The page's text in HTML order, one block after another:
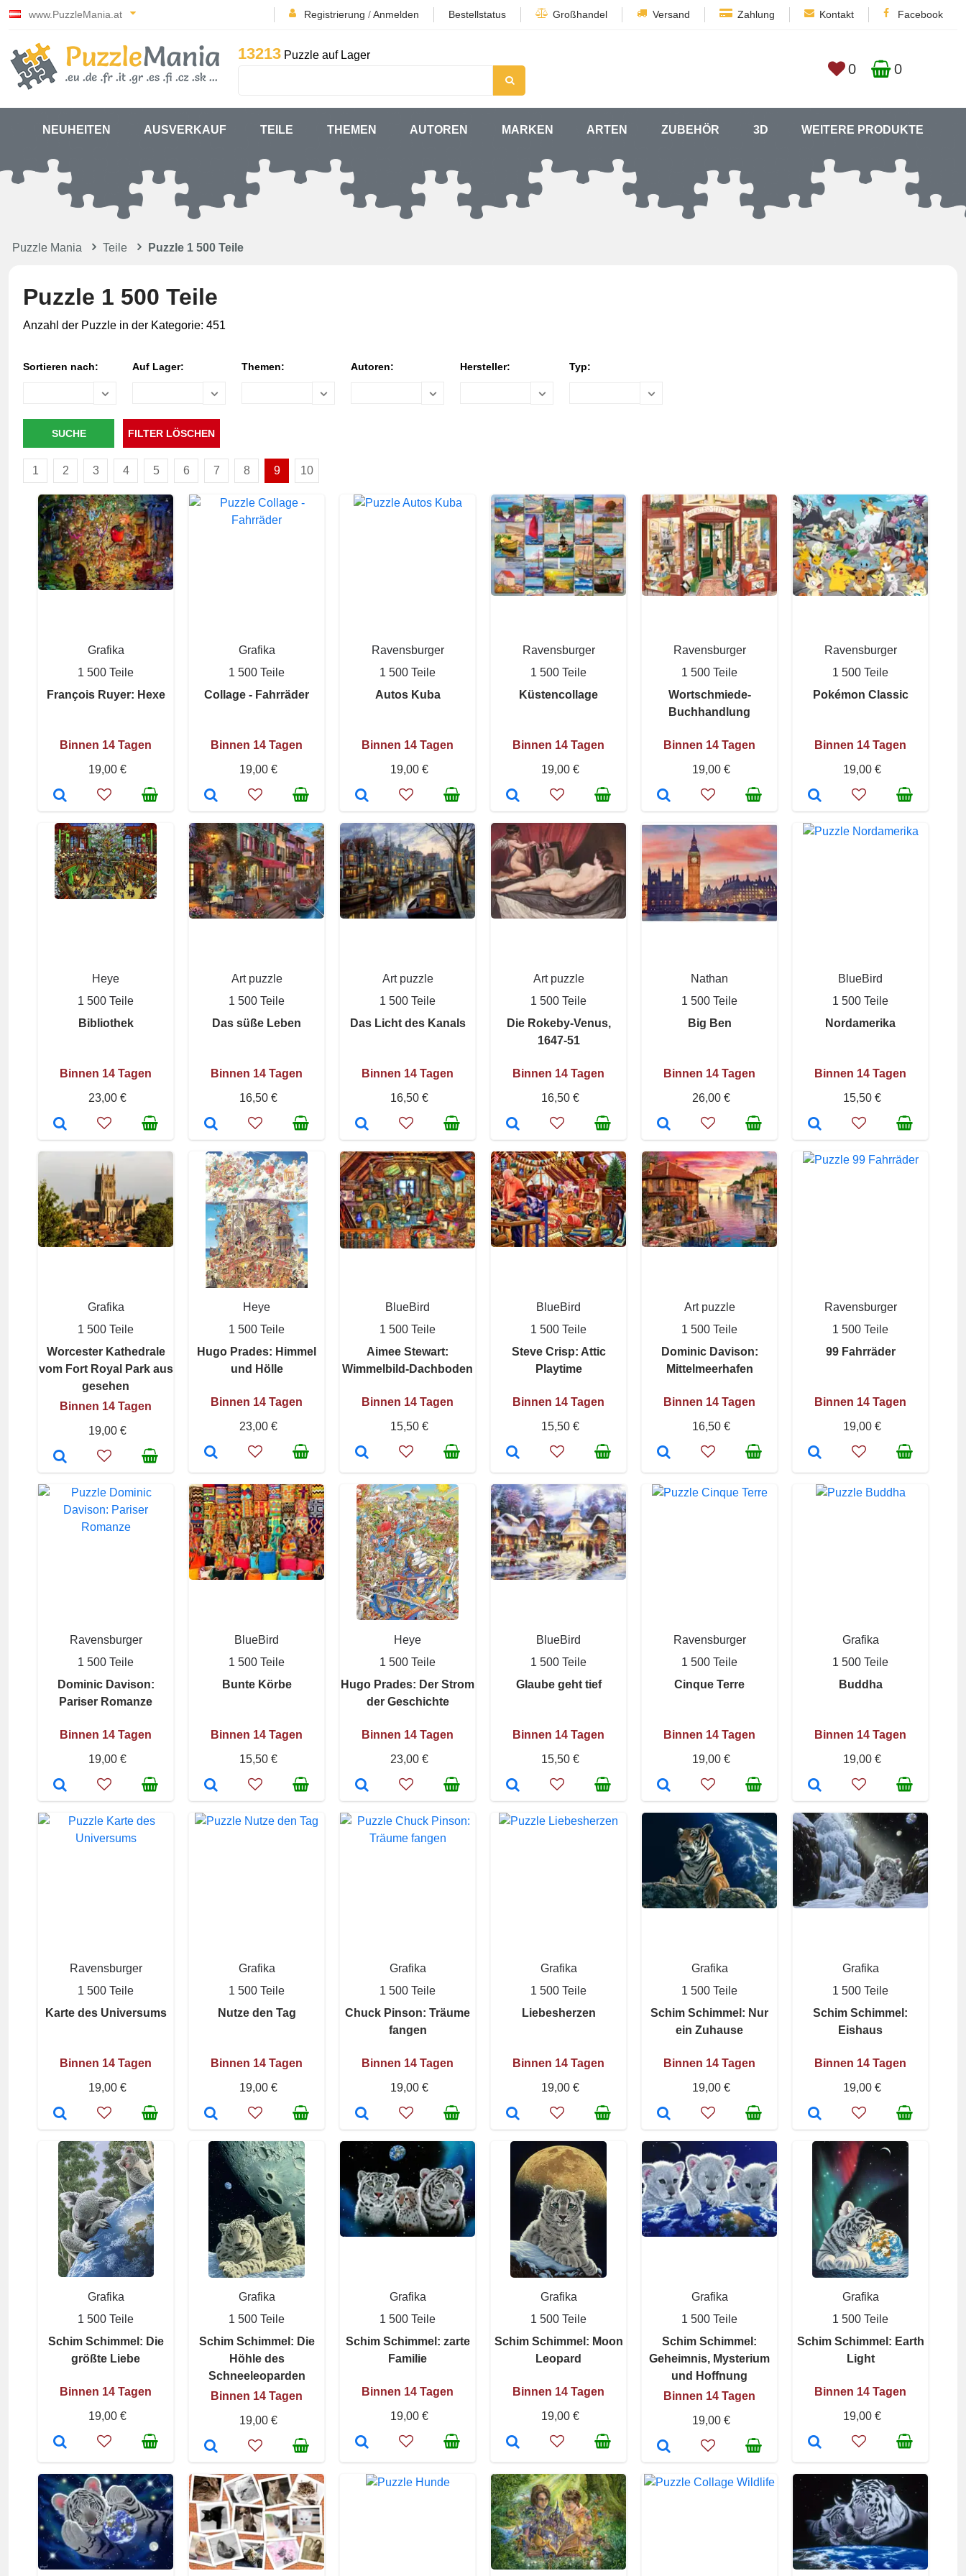
www.PuzzleMania.at Registrierung /Anmelden Bestellstatus Großhandel Versand Zahlung Kontakt Facebook
13213 Puzzle auf Lager
0 0
NEUHEITEN AUSVERKAUF TEILE THEMEN AUTOREN MARKEN ARTEN ZUBEHÖR 3D WEITERE PRODUKTE
Puzzle Mania Teile Puzzle 1 500 Teile
Puzzle 1 500 Teile
Anzahl der Puzzle in der Kategorie: 451
Sortieren nach: Auf Lager: Themen: Autoren: Hersteller: Typ:
1 2 3 4 5 6 7 8 9 10
Grafika
1 500 Teile
François Ruyer: Hexe
Binnen 14 Tagen
19,00 €
Grafika
1 500 Teile
Collage - Fahrräder
Binnen 14 Tagen
19,00 €
Ravensburger
1 500 Teile
Autos Kuba
Binnen 14 Tagen
19,00 €
Ravensburger
1 500 Teile
Küstencollage
Binnen 14 Tagen
19,00 €
Ravensburger
1 500 Teile
Wortschmiede-
Buchhandlung
Binnen 14 Tagen
19,00 €
Ravensburger
1 500 Teile
Pokémon Classic
Binnen 14 Tagen
19,00 €
Heye
1 500 Teile
Bibliothek
Binnen 14 Tagen
23,00 €
Art puzzle
1 500 Teile
Das süße Leben
Binnen 14 Tagen
16,50 €
Art puzzle
1 500 Teile
Das Licht des Kanals
Binnen 14 Tagen
16,50 €
Art puzzle
1 500 Teile
Die Rokeby-Venus,
1647-51
Binnen 14 Tagen
16,50 €
Nathan
1 500 Teile
Big Ben
Binnen 14 Tagen
26,00 €
BlueBird
1 500 Teile
Nordamerika
Binnen 14 Tagen
15,50 €
Grafika
1 500 Teile
Worcester Kathedrale
vom Fort Royal Park aus
gesehen
Binnen 14 Tagen
19,00 €
Heye
1 500 Teile
Hugo Prades: Himmel
und Hölle
Binnen 14 Tagen
23,00 €
BlueBird
1 500 Teile
Aimee Stewart:
Wimmelbild-Dachboden
Binnen 14 Tagen
15,50 €
BlueBird
1 500 Teile
Steve Crisp: Attic
Playtime
Binnen 14 Tagen
15,50 €
Art puzzle
1 500 Teile
Dominic Davison:
Mittelmeerhafen
Binnen 14 Tagen
16,50 €
Ravensburger
1 500 Teile
99 Fahrräder
Binnen 14 Tagen
19,00 €
Ravensburger
1 500 Teile
Dominic Davison:
Pariser Romanze
Binnen 14 Tagen
19,00 €
BlueBird
1 500 Teile
Bunte Körbe
Binnen 14 Tagen
15,50 €
Heye
1 500 Teile
Hugo Prades: Der Strom
der Geschichte
Binnen 14 Tagen
23,00 €
BlueBird
1 500 Teile
Glaube geht tief
Binnen 14 Tagen
15,50 €
Ravensburger
1 500 Teile
Cinque Terre
Binnen 14 Tagen
19,00 €
Grafika
1 500 Teile
Buddha
Binnen 14 Tagen
19,00 €
Ravensburger
1 500 Teile
Karte des Universums
Binnen 14 Tagen
19,00 €
Grafika
1 500 Teile
Nutze den Tag
Binnen 14 Tagen
19,00 €
Grafika
1 500 Teile
Chuck Pinson: Träume
fangen
Binnen 14 Tagen
19,00 €
Grafika
1 500 Teile
Liebesherzen
Binnen 14 Tagen
19,00 €
Grafika
1 500 Teile
Schim Schimmel: Nur
ein Zuhause
Binnen 14 Tagen
19,00 €
Grafika
1 500 Teile
Schim Schimmel:
Eishaus
Binnen 14 Tagen
19,00 €
Grafika
1 500 Teile
Schim Schimmel: Die
größte Liebe
Binnen 14 Tagen
19,00 €
Grafika
1 500 Teile
Schim Schimmel: Die
Höhle des
Schneeleoparden
Binnen 14 Tagen
19,00 €
Grafika
1 500 Teile
Schim Schimmel: zarte
Familie
Binnen 14 Tagen
19,00 €
Grafika
1 500 Teile
Schim Schimmel: Moon
Leopard
Binnen 14 Tagen
19,00 €
Grafika
1 500 Teile
Schim Schimmel:
Geheimnis, Mysterium
und Hoffnung
Binnen 14 Tagen
19,00 €
Grafika
1 500 Teile
Schim Schimmel: Earth
Light
Binnen 14 Tagen
19,00 €